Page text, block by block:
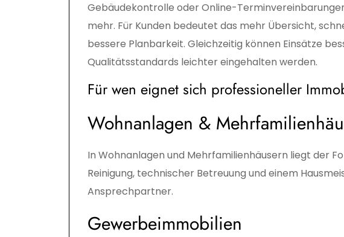
Gebäudekontrolle oder Online-
mehr. Für Kunden bedeutet das mehr Übersicht,
bessere Planbarkeit. Gleichzeitig können Einsätze
Qualitätsstandards leichter eingehalten werden.
Für wen eignet sich professioneller
Wohnanlagen &
In Wohnanlagen und Mehrfamilienhäusern liegt der
Reinigung, technischer Betreuung und einem
Ansprechpartner.
Gewerbeimmobilien